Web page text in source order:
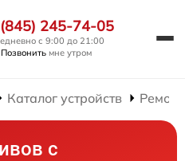
245-74-05
с 9:00 до 21:00
Позвонить мне утром
Каталог устройств
с